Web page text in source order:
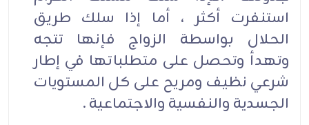
استنفرت أكثر ، أما إذا سلك طريق
الحلال بواسطة الزواج فإنها تتجه
وتهدأ وتحصل على متطلباتها في إطار
شرعي نظيف ومريح على كل المستويات
الجسدية والنفسية والاجتماعية .